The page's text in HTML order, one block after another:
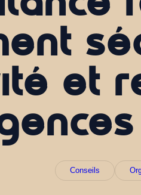
et
Conseils